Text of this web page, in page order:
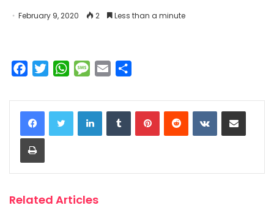
February 9, 2020 2 Less than a minute
c
e
b
o
o
i
t
t
W
a
t
s
M
s
s
a
a
i
a
r
e
LinkedInTumblrPinterestReddit VKontakteShare via Email
Print
Related Articles